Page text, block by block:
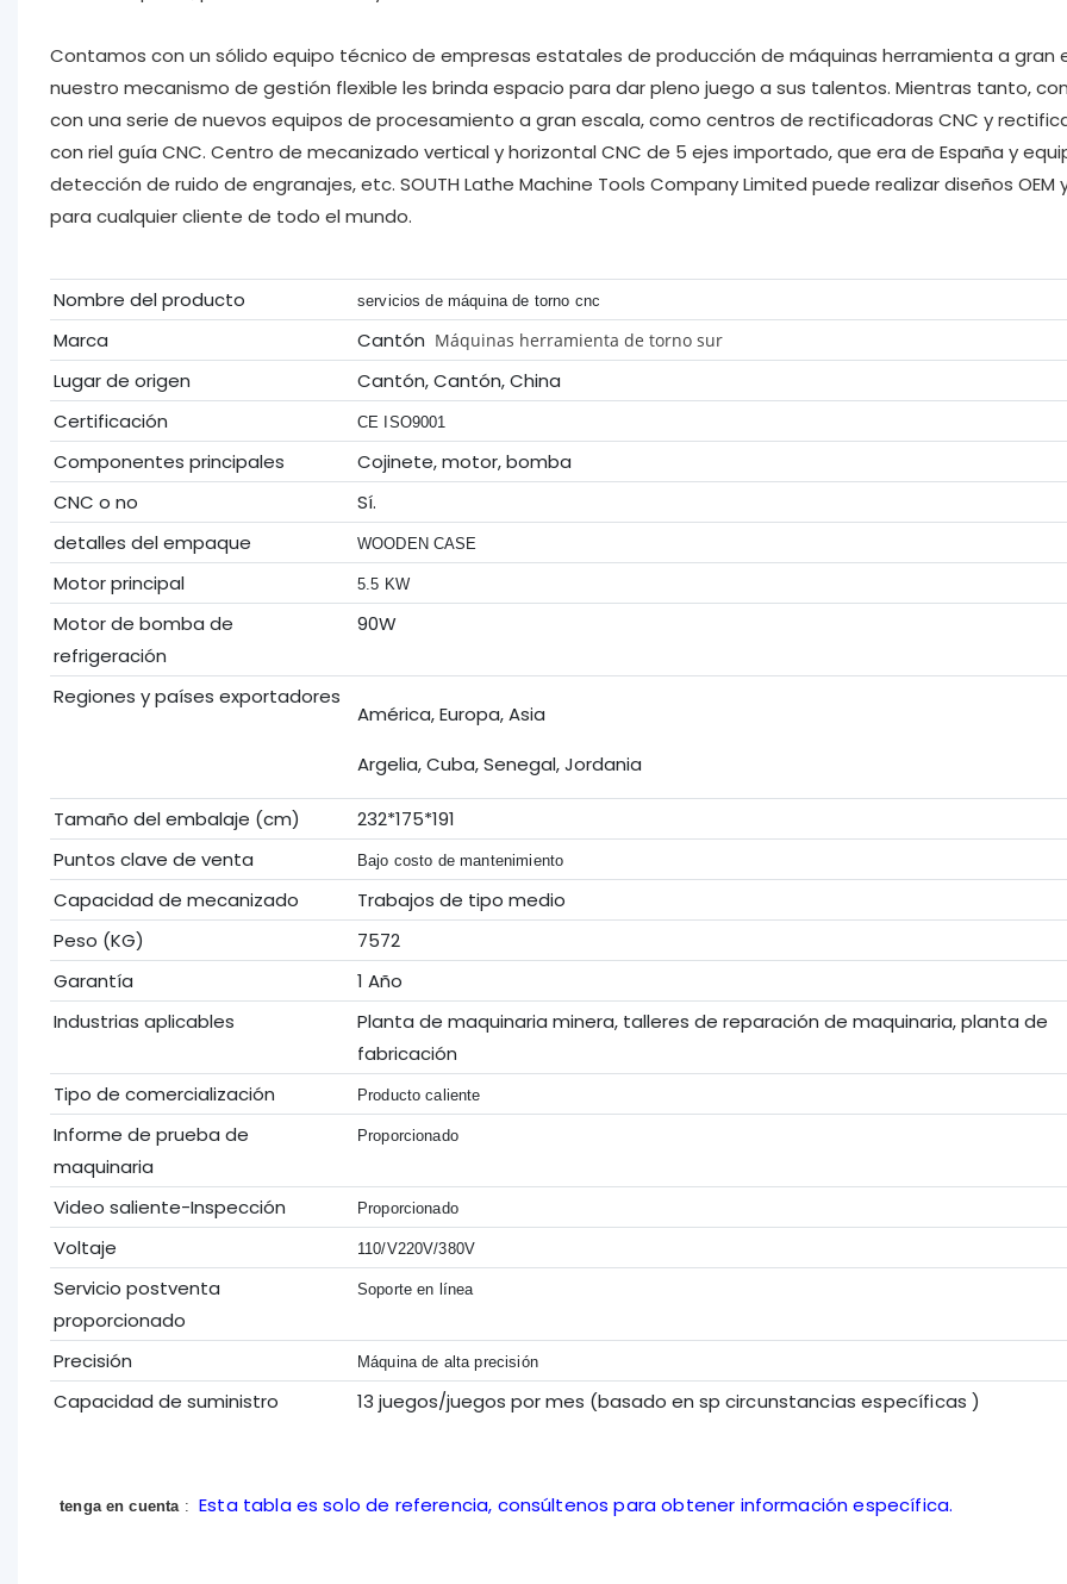
Contamos con un sólido equipo técnico de empresas estatales de producción de máquinas herramienta a gran
nuestro mecanismo de gestión flexible les brinda espacio para dar pleno juego a sus talentos. Mientras tanto,
con una serie de nuevos equipos de procesamiento a gran escala, como centros de rectificadoras CNC y
con riel guía CNC. Centro de mecanizado vertical y horizontal CNC de 5 ejes importado, que era de España y
detección de ruido de engranajes, etc. SOUTH Lathe Machine Tools Company Limited puede realizar diseños OEM
para cualquier cliente de todo el mundo.
Nombre del producto servicios de máquina de torno cnc
Marca Cantón Máquinas herramienta de torno sur
Lugar de origen
Cantón, Cantón, China
Certificación
CE ISO9001
Componentes principales
Cojinete, motor, bomba
CNC o no
Sí.
detalles del empaque
WOODEN CASE
Motor principal 5.5 KW
Motor de bomba de
refrigeración
90W
Regiones y países exportadores
América, Europa, Asia
Argelia, Cuba, Senegal, Jordania
Tamaño del embalaje (cm)
232*175*191
Puntos clave de venta
Bajo costo de mantenimiento
Capacidad de mecanizado
Trabajos de tipo medio
Peso (KG)
7572
Garantía
1 Año
Industrias aplicables
Planta de maquinaria minera, talleres de reparación de maquinaria, planta de
fabricación
Tipo de comercialización
Producto caliente
Informe de prueba de
maquinaria
Proporcionado
Video saliente-Inspección Proporcionado
Voltaje 110/V220V/380V
Servicio postventa
proporcionado
Soporte en línea
Precisión Máquina de alta precisión
Capacidad de suministro 13 juegos/juegos por mes (basado en sp circunstancias específicas)
tenga en cuenta : Esta tabla es solo de referencia, consúltenos para obtener información específica.